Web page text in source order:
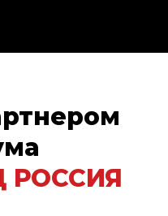
РОССИЯ